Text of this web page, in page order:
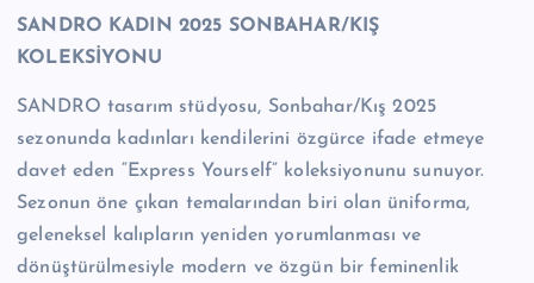
SANDRO KADIN 2025 SONBAHAR/KIŞ
KOLEKSİYONU
SANDRO tasarım stüdyosu, Sonbahar/Kış 2025
sezonunda kadınları kendilerini özgürce ifade etmeye
davet eden “Express Yourself” koleksiyonunu sunuyor.
Sezonun öne çıkan temalarından biri olan üniforma,
geleneksel kalıpların yeniden yorumlanması ve
dönüştürülmesiyle modern ve özgün bir feminenlik